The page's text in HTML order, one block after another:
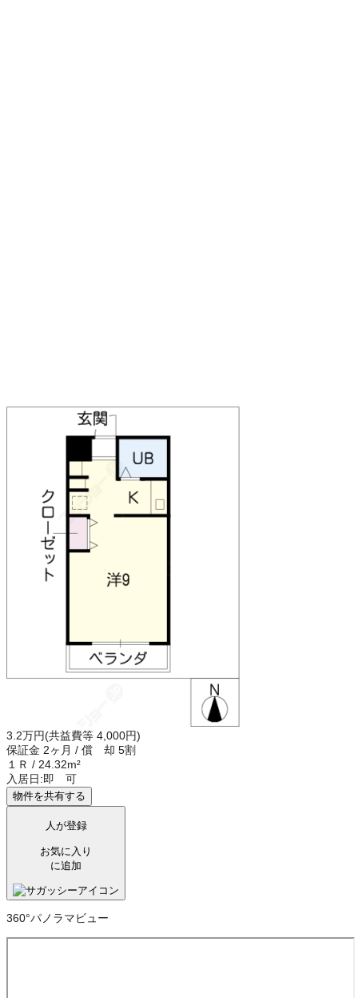
3.2万円(共益費等 4,000円)
保証金 2ヶ月 / 償 却 5割
１Ｒ / 24.32m²
入居日:即 可
物件を共有する
人が登録
お気に入り
に追加
360°パノラマビュー